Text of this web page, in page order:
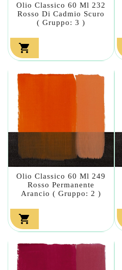
Olio Classico 60 Ml 232
Rosso Di Cadmio Scuro
( Gruppo: 3 )

Olio Classico 60 Ml 249
Rosso Permanente
Arancio ( Gruppo: 2 )
